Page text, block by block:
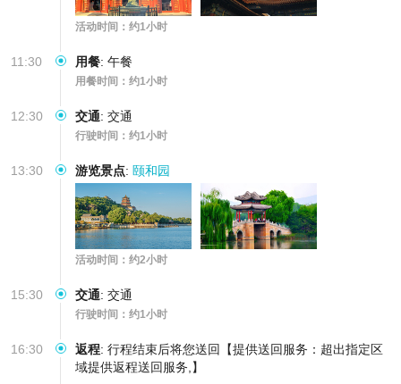
活动时间：约1小时
11:30 用餐: 午餐
用餐时间：约1小时
12:30 交通: 交通
行驶时间：约1小时
13:30 游览景点: 颐和园
活动时间：约2小时
15:30 交通: 交通
行驶时间：约1小时
16:30 返程: 行程结束后将您送回【提供送回服务：超出指定区
域提供返程送回服务,】